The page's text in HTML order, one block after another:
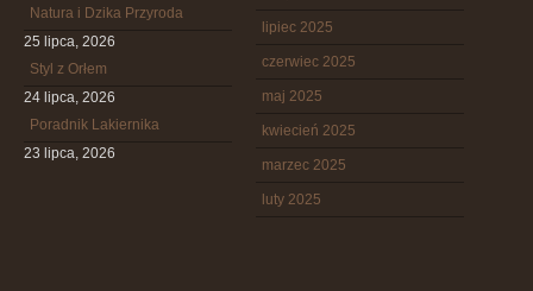
Natura i Dzika Przyroda
25 lipca, 2026
Styl z Orłem
24 lipca, 2026
Poradnik Lakiernika
23 lipca, 2026
lipiec 2025
czerwiec 2025
maj 2025
kwiecień 2025
marzec 2025
luty 2025